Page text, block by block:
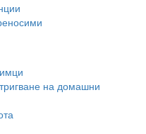
на домашни